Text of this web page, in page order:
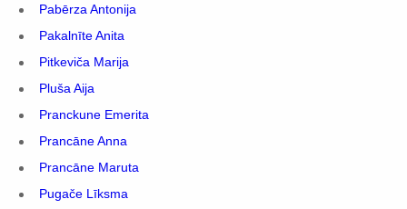
Pabērza Antonija
Pakalnīte Anita
Pitkeviča Marija
Pluša Aija
Pranckune Emerita
Prancāne Anna
Prancāne Maruta
Pugače Līksma